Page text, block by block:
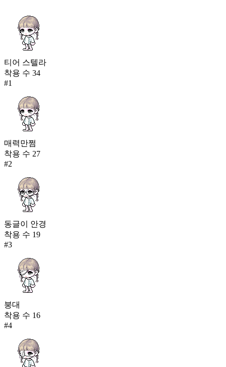
티어 스텔라
착용 수 34
#1
매력만쩜
착용 수 27
#2
동글이 안경
착용 수 19
#3
붕대
착용 수 16
#4